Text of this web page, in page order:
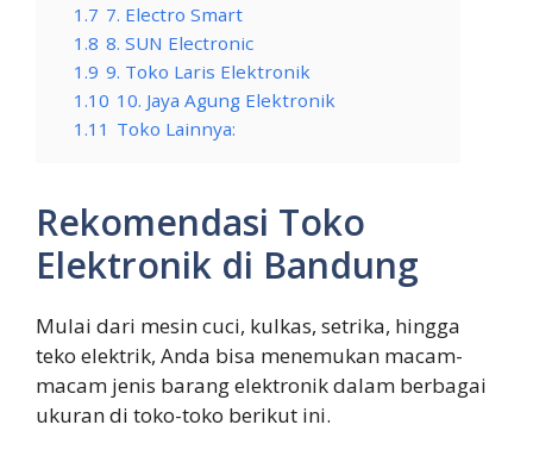
1.7 7. Electro Smart
1.8 8. SUN Electronic
1.9 9. Toko Laris Elektronik
1.10 10. Jaya Agung Elektronik
1.11 Toko Lainnya:
Rekomendasi Toko
Elektronik di Bandung
Mulai dari mesin cuci, kulkas, setrika, hingga
teko elektrik, Anda bisa menemukan macam-
macam jenis barang elektronik dalam berbagai
ukuran di toko-toko berikut ini.